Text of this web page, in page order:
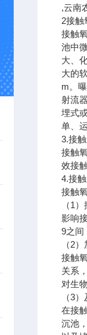
,云南
2接触
接触
池中
大、
大的
m。
射流
埋式
单、
3.接
接触
效接
4.接
接触
（1）
影响
9之间
（2）
接触
关系
对生
（3）
在接
沉池